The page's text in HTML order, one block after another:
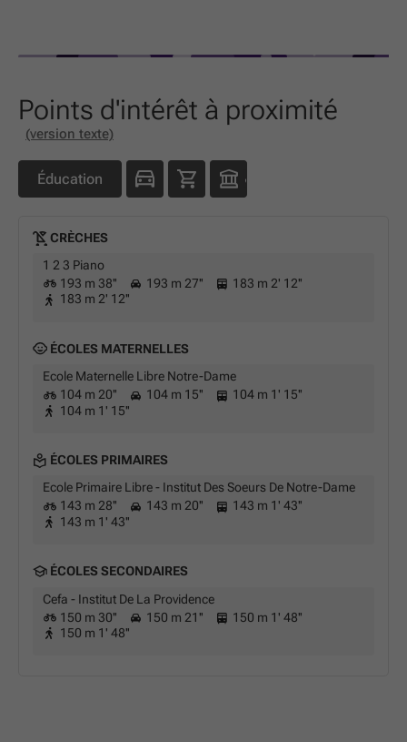
Points d'intérêt à proximité
(version texte)
Éducation
CRÈCHES
1 2 3 Piano
193 m 38''
193 m 27''
183 m 2' 12''
183 m 2' 12''
ÉCOLES MATERNELLES
Ecole Maternelle Libre Notre-Dame
104 m 20''
104 m 15''
104 m 1' 15''
104 m 1' 15''
ÉCOLES PRIMAIRES
Ecole Primaire Libre - Institut Des Soeurs De Notre-Dame
143 m 28''
143 m 20''
143 m 1' 43''
143 m 1' 43''
ÉCOLES SECONDAIRES
Cefa - Institut De La Providence
150 m 30''
150 m 21''
150 m 1' 48''
150 m 1' 48''